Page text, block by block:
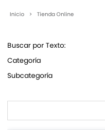
Inicio > Tienda Online
Buscar por Texto:
Categoría
Subcategoría